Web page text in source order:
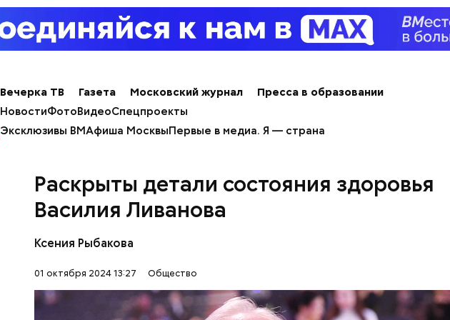
Вечерка ТВ Газета Московский журнал
Пресса в образовании
НовостиФотоВидеоСпецпроекты
Эксклюзивы ВМАфиша МосквыПервые в медиа. Я — страна
Раскрыты детали состояния здоровья
Василия Ливанова
Ксения Рыбакова
01 октября 2024 13:27 Общество
Спагетти из кабачков
лишним весом.
Вовсю идет и сезон черешни. «Вечерняя Москва» узнала у врача —
эндокринолога-диетолога Натальи Лазуренко,